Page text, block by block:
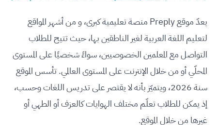
يعدّ موقع Preply منصة تعليمية كبرى، و من أشهر المواقع
لتعليم اللغة العربية لغير الناطقين بها، حيث تتيح للطلاب
التواصل مع المعلمين الخصوصيين، سواءً شخصيًا على المستوى
المحلّي أو من خلال الإنترنت على المستوى العالمي. تأسس الموقع
سنة 2026، ويتميّز بأنه لا يقتصر على تدريس اللغات وحسب،
إذ يمكن للطلاب تعلّم مختلف الهوايات كالعزف أو الطهي أو
غيرها من خلال الموقع.